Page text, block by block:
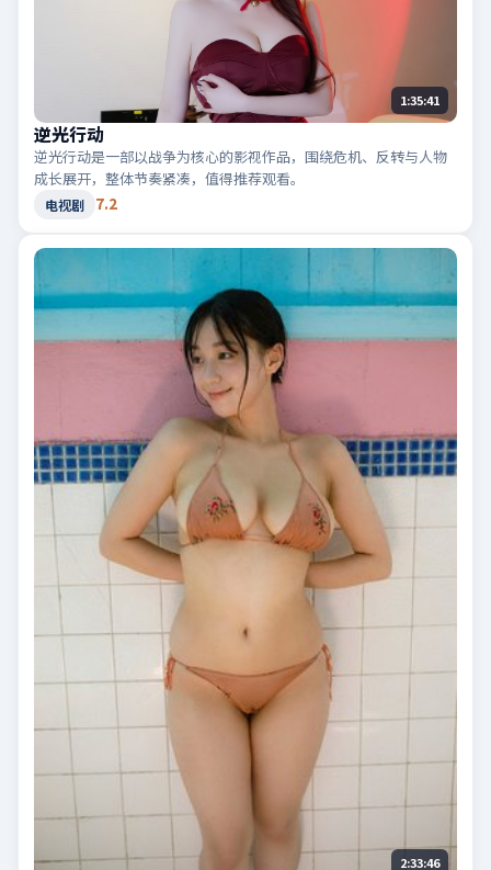
1:35:41
逆光行动
逆光行动是一部以战争为核心的影视作品，围绕危机、反转与人物
成长展开，整体节奏紧凑，值得推荐观看。
电视剧 7.2
2:33:46